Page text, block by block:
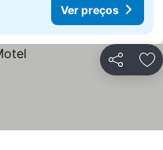
Ver preços
Partilhar